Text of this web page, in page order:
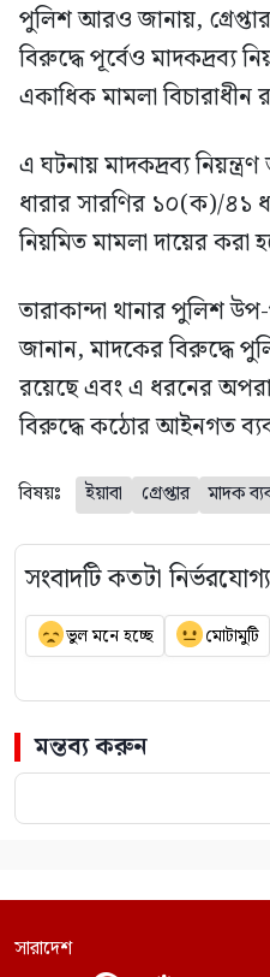
পুলিশ আরও জানায়,
বিরুদ্ধে পূর্বেও মাদকদ্রব্য
একাধিক মামলা বিচারাধীন
এ ঘটনায় মাদকদ্রব্য
ধারার সারণির ১০(ক)/৪১
নিয়মিত মামলা দায়ের করা
‎তারাকান্দা থানার পুলিশ
জানান, মাদকের বিরুদ্ধে
রয়েছে এবং এ ধরনের
বিরুদ্ধে কঠোর আইনগত
বিষয়ঃ ইয়াবা গ্রেপ্তার মাদক
সংবাদটি কতটা
ভুল মনে হচ্ছে মোটামুটি
মন্তব্য করুন
সারাদেশ